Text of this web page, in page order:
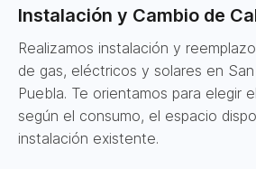
Instalación y Cambio de
Realizamos instalación y
de gas, eléctricos y solares en
Puebla. Te orientamos para elegir
según el consumo, el espacio
instalación existente.